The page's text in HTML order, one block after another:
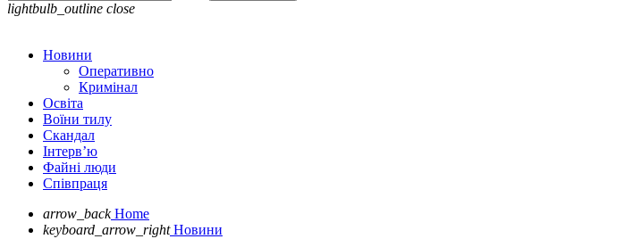
lightbulb_outline close
Новини
Оперативно
Кримінал
Освіта
Воїни тилу
Скандал
Інтерв’ю
Файні люди
Співпраця
arrow_back Home
keyboard_arrow_right Новини